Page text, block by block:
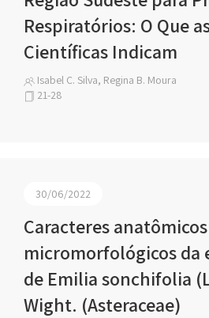
Respiratórios: O Que
Científicas Indicam
Isabel C. Silva, Regina B. Moura
21-28
30/06/2022
Caracteres
micromorfológicos da
de Emilia sonchifolia
Wight. (Asteraceae)